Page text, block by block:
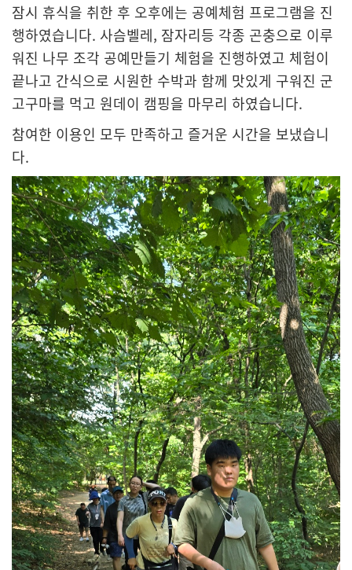
잠시 휴식을 취한 후 오후에는 공예체험 프로그램을 진
행하였습니다. 사슴벨레, 잠자리등 각종 곤충으로 이루
워진 나무 조각 공예만들기 체험을 진행하였고 체험이
끝나고 간식으로 시원한 수박과 함께 맛있게 구워진 군
고구마를 먹고 원데이 캠핑을 마무리 하였습니다.
참여한 이용인 모두 만족하고 즐거운 시간을 보냈습니
다.